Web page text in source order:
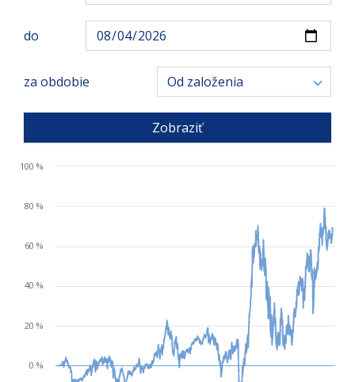
do
za obdobie Od založenia
Zobraziť
0 %
20 %
40 %
60 %
80 %
100 %